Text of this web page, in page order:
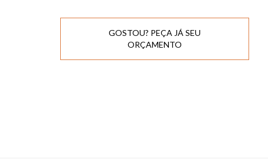
GOSTOU? PEÇA JÁ SEU
ORÇAMENTO